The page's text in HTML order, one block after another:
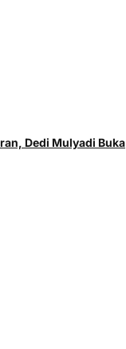
Dedi Mulyadi Buka